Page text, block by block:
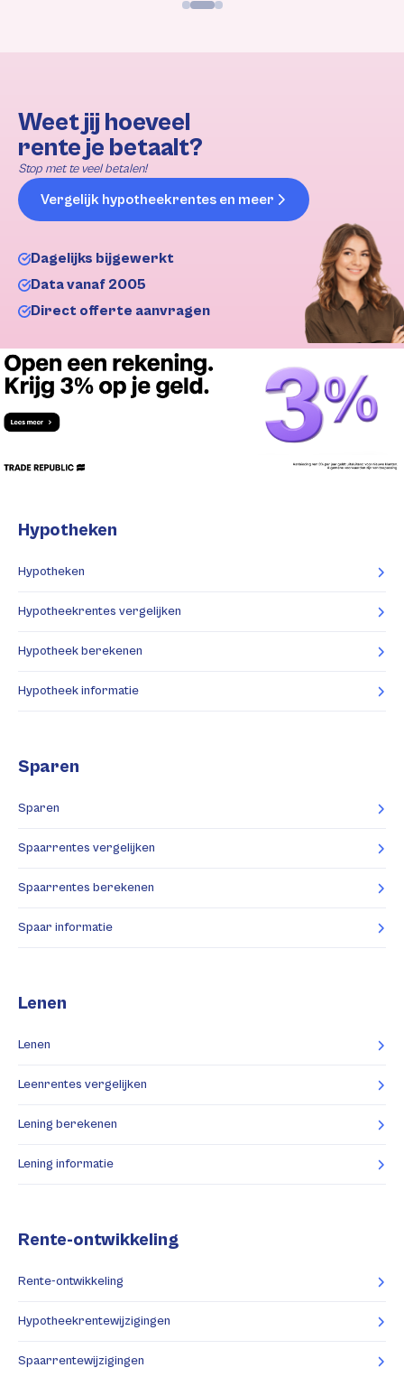
Weet jij hoeveel
rente je betaalt?
Stop met te veel betalen!
Vergelijk hypotheekrentes en meer
Dagelijks bijgewerkt
Data vanaf 2005
Direct offerte aanvragen
Hypotheken
Hypotheken
Hypotheekrentes vergelijken
Hypotheek berekenen
Hypotheek informatie
Sparen
Sparen
Spaarrentes vergelijken
Spaarrentes berekenen
Spaar informatie
Lenen
Lenen
Leenrentes vergelijken
Lening berekenen
Lening informatie
Rente-ontwikkeling
Rente-ontwikkeling
Hypotheekrentewijzigingen
Spaarrentewijzigingen